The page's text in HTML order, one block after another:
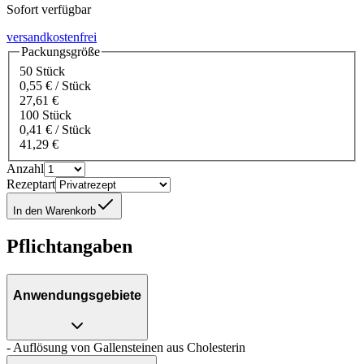
Sofort verfügbar
versandkostenfrei
Packungsgröße
50 Stück
0,55 € / Stück
27,61 €
100 Stück
0,41 € / Stück
41,29 €
Anzahl
Rezeptart
In den Warenkorb
Pflichtangaben
Anwendungsgebiete
- Auflösung von Gallensteinen aus Cholesterin